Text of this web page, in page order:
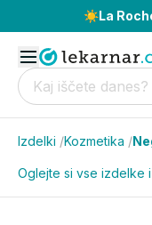
☀️La
Izdelki /Kozmetika /
Oglejte si vse izdelke